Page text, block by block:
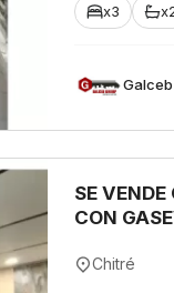
x3
SE
CON
Chitré